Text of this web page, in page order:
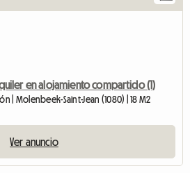
en alojamiento compartido (1)
| Molenbeek-Saint-Jean (1080) | 18 M2
Ver anuncio